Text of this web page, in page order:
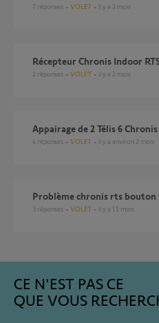
7 réponses VOLET il y a 3 mois
Récepteur Chronis Indoor
2 réponses VOLET il y a 2 mois
Appairage de 2 Télis 6 Chronis
4 réponses VOLET il y a environ 2 mois
problème chronis rts bouton
3 réponses VOLET il y a 11 mois
CE N'EST PAS CE
QUE VOUS